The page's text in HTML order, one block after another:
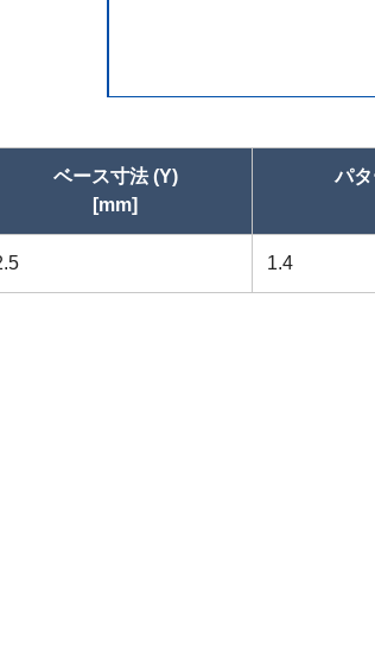
ベース寸法 (Y)
[mm]
パ
1.4